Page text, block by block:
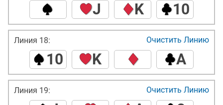
J K 10
Линия 18:
10 K A
Очистить Линию
Линия 19: Очистить Линию